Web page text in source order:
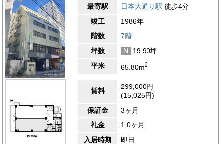
最寄駅 日本大通り駅 徒歩4分
竣工
1986年
階数
7階
坪数
N
19.90坪
平米
65.80m2
賃料
299,000円
(15,025円)
保証金
3ヶ月
礼金
1.0ヶ月
入居時期
即日